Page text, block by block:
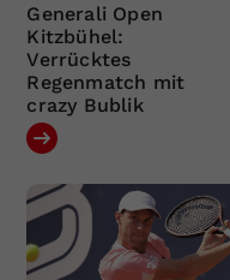
Generali Open
Kitzbühel:
Verrücktes
Regenmatch mit
crazy Bublik